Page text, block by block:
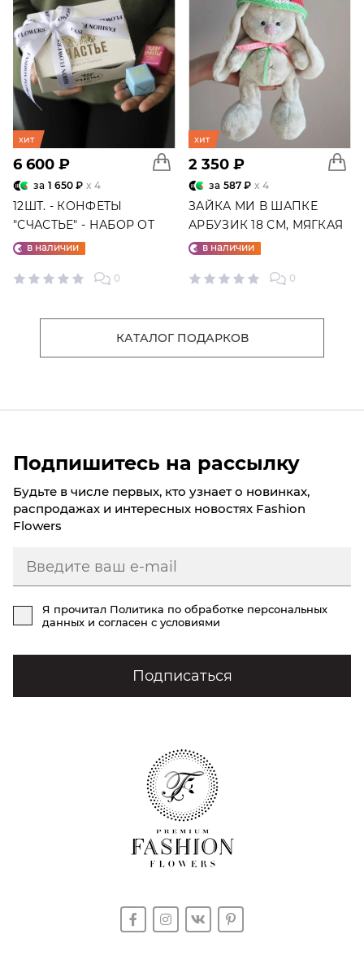
хит
6 600 ₽
за 1 650 ₽ x 4
12ШТ. - КОНФЕТЫ
"СЧАСТЬЕ" - НАБОР ОТ
"ФАБРИКИ СЧАСТЬЕ"
в наличии
0
хит
2 350 ₽
за 587 ₽ x 4
ЗАЙКА МИ В ШАПКЕ
АРБУЗИК 18 СМ, МЯГКАЯ
ИГРУШКА
в наличии
0
КАТАЛОГ ПОДАРКОВ
Подпишитесь на рассылку
Будьте в числе первых, кто узнает о новинках,
распродажах и интересных новостях Fashion
Flowers
Я прочитал Политика по обработке персональных
данных и согласен с условиями
Подписаться